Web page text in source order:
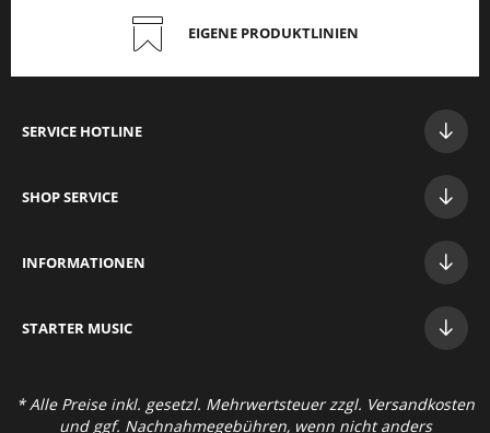
EIGENE PRODUKTLINIEN
SERVICE HOTLINE
SHOP SERVICE
INFORMATIONEN
STARTER MUSIC
* Alle Preise inkl. gesetzl. Mehrwertsteuer zzgl. Versandkosten
und ggf. Nachnahmegebühren, wenn nicht anders